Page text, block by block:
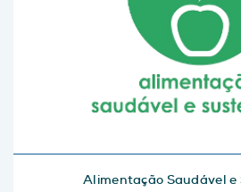
Alimentação Saudável